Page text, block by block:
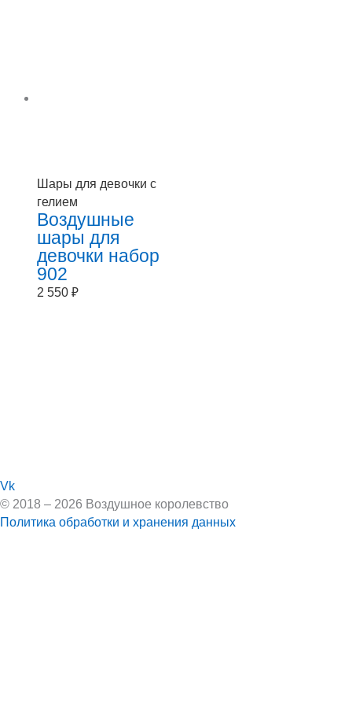
Шары для девочки с
гелием
Воздушные
шары для
девочки набор
902
2 550 ₽
Vk
© 2018 – 2026 Воздушное королевство
Политика обработки и хранения данных